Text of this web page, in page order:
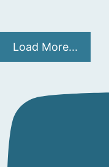
Load More...